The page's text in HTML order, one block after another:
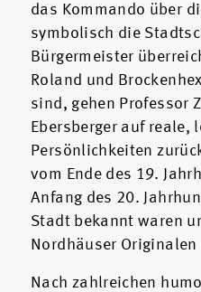
das Kommando über
symbolisch die
Bürgermeister
Roland und
sind, gehen Professor
Ebersberger auf reale,
Persönlichkeiten
vom Ende des 19.
Anfang des 20.
Stadt bekannt waren
Nordhäuser Originalen
Nach zahlreichen